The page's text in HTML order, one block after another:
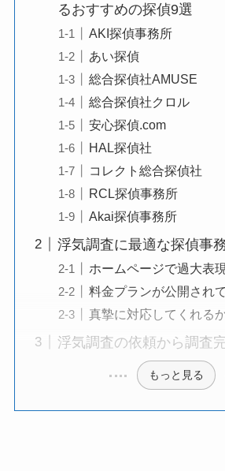
るおすすめの探偵9選
AKI探偵事務所
あい探偵
総合探偵社AMUSE
総合探偵社クロル
安心探偵.com
HAL探偵社
コレクト総合探偵社
RCL探偵事務所
Akai探偵事務所
浮気調査に最適な探偵事
ホームページで過大表
料金プランが公開され
真摯に対応してくれる
浮気調査の依頼から調査
もっと見る